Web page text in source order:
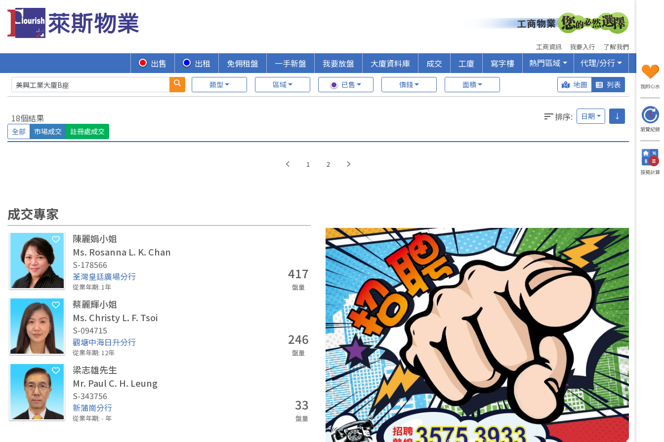
工商資訊 我要入行 了解我們
出售 出租 免佣租盤 一手新盤 我要放盤 大廈資料庫 成交 工廈 寫字樓 熱門區域 代理/分行
類型 區域 已售 價錢 面積 地圖 列表
18個結果 排序: 日期
↓
全部
市場成交 註冊處成交
1 2
成交專家
陳麗娟小姐
Ms. Rosanna L. K. Chan
S-178566
荃灣皇廷廣場分行
從業年期: 1 年
417
盤量
蔡麗輝小姐
Ms. Christy L. F. Tsoi
S-094715
觀塘中海日升分行
從業年期: 12年
246
盤量
梁志雄先生
Mr. Paul C. H. Leung
S-343756
新蒲崗分行
從業年期: - 年
33
盤量
我的心水
瀏覽紀錄
按揭計算